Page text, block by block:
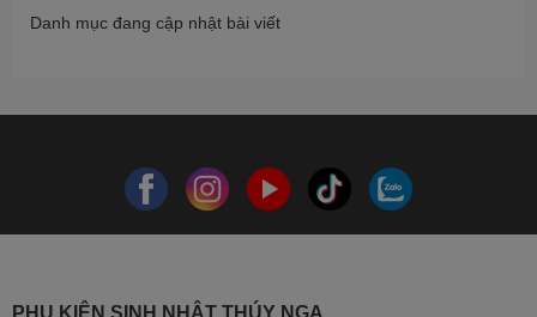
Danh mục đang cập nhật bài viết